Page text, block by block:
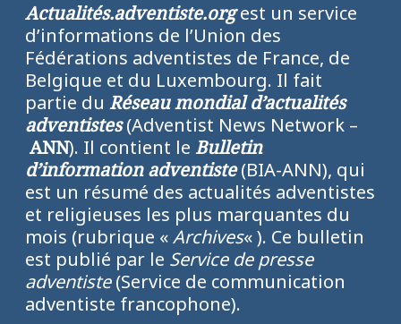
Actualités.adventiste.orgest un service
d’informations de l’Union des
Fédérations adventistes de France, de
Belgique et du Luxembourg. Il fait
partie du Réseau mondial d’actualités
adventistes(Adventist News Network –
ANN). Il contient le Bulletin
d’information adventiste(BIA-ANN), qui
est un résumé des actualités adventistes
et religieuses les plus marquantes du
mois (rubrique «Archives« ). Ce bulletin
est publié par le Service de presse
adventiste(Service de communication
adventiste francophone).